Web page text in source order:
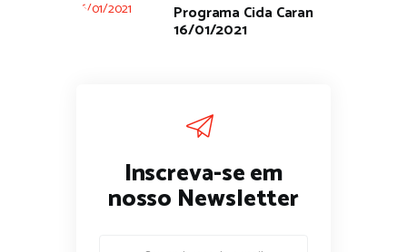
Programa Cida Caran
16/01/2021
Inscreva-se em
nosso Newsletter